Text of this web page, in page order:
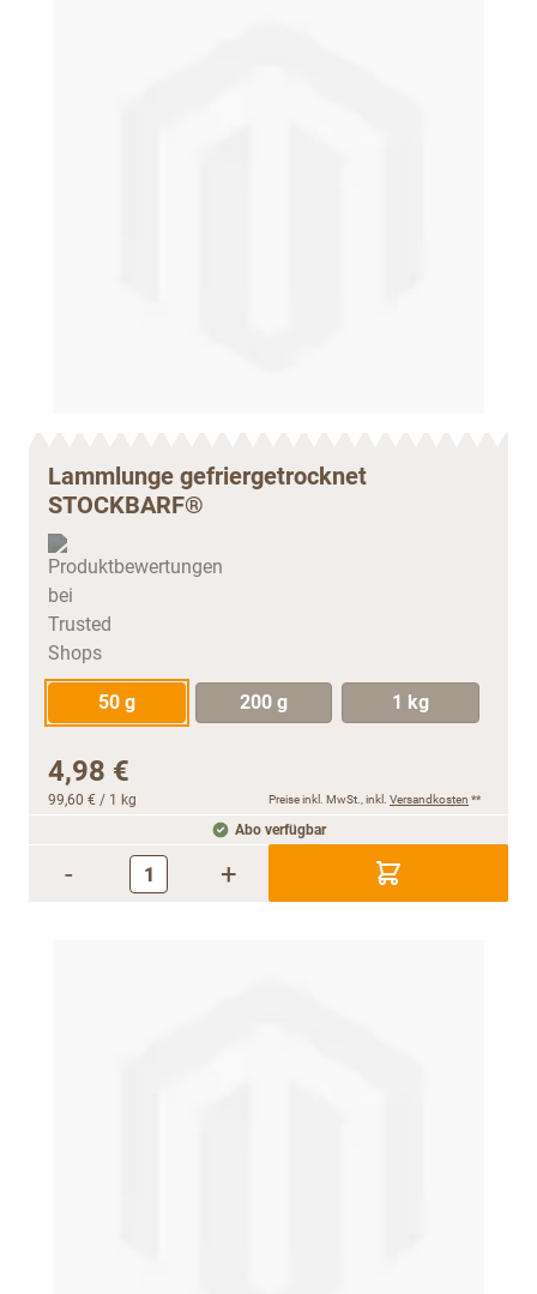
Lammlunge gefriergetrocknet
STOCKBARF®
50 g 200 g 1 kg
4,98 €
99,60 € / 1 kg Preise inkl. MwSt., inkl. Versandkosten **
Abo verfügbar
- +